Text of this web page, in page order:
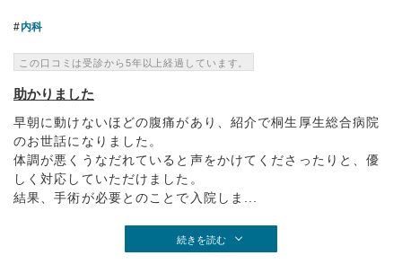
内科
この口コミは受診から5年以上経過しています。
助かりました
早朝に動けないほどの腹痛があり、紹介で桐生厚生総合病院
のお世話になりました。
体調が悪くうなだれていると声をかけてくださったりと、優
しく対応していただけました。
結果、手術が必要とのことで入院しま...
続きを読む